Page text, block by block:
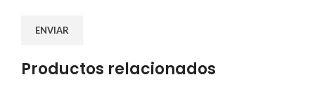
Productos relacionados